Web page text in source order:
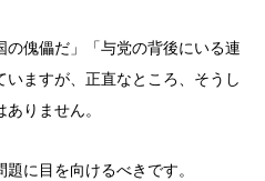
傀儡だ」「与党の背後にいる連
ますが、正直なところ、そうし
りません。
に目を向けるべきです。